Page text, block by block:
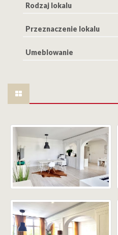
Rodzaj lokalu
Przeznaczenie lokalu
Umeblowanie